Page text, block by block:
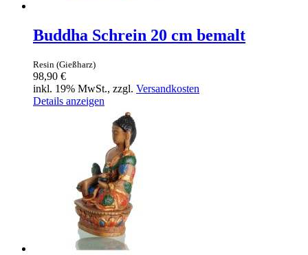
Buddha Schrein 20 cm bemalt
Resin (Gießharz)
98,90 €
inkl. 19% MwSt., zzgl. Versandkosten
Details anzeigen